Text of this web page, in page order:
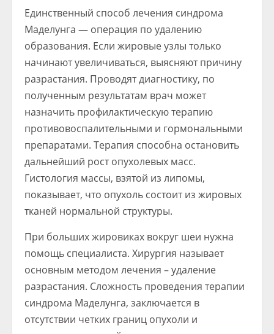
Единственный способ лечения синдрома
Маделунга — операция по удалению
образования. Если жировые узлы только
начинают увеличиваться, выясняют причину
разрастания. Проводят диагностику, по
полученным результатам врач может
назначить профилактическую терапию
противовоспалительными и гормональными
препаратами. Терапия способна остановить
дальнейший рост опухолевых масс.
Гистология массы, взятой из липомы,
показывает, что опухоль состоит из жировых
тканей нормальной структуры.
При больших жировиках вокруг шеи нужна
помощь специалиста. Хирургия называет
основным методом лечения – удаление
разрастания. Сложность проведения терапии
синдрома Маделунга, заключается в
отсутствии четких границ опухоли и